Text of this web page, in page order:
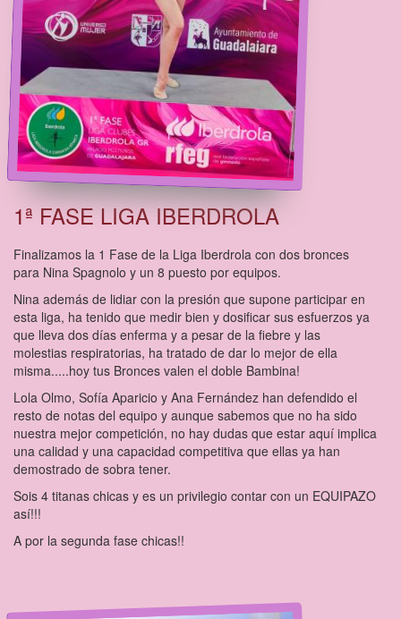
1ª FASE LIGA IBERDROLA
Finalizamos la 1 Fase de la Liga Iberdrola con dos bronces
para Nina Spagnolo y un 8 puesto por equipos.
Nina además de lidiar con la presión que supone participar en
esta liga, ha tenido que medir bien y dosificar sus esfuerzos ya
que lleva dos días enferma y a pesar de la fiebre y las
molestias respiratorias, ha tratado de dar lo mejor de ella
misma.....hoy tus Bronces valen el doble Bambina!
Lola Olmo, Sofía Aparicio y Ana Fernández han defendido el
resto de notas del equipo y aunque sabemos que no ha sido
nuestra mejor competición, no hay dudas que estar aquí implica
una calidad y una capacidad competitiva que ellas ya han
demostrado de sobra tener.
Sois 4 titanas chicas y es un privilegio contar con un EQUIPAZO
así!!!
A por la segunda fase chicas!!